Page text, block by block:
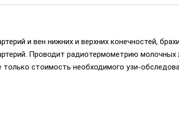
и вен нижних и верхних конечностей,
Проводит радиотермометрию
стоимость необходимого узи-